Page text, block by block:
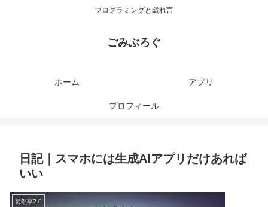
プログラミングと戯れ言
ごみぶろぐ
ホーム アプリ
プロフィール
日記｜スマホには生成AIアプリだけあれば
いい
徒然草2.0